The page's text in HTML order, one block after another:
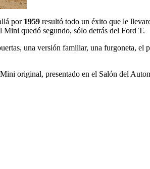
por 1959 resultó todo un éxito que le
quedó segundo, sólo detrás del Ford T.
una versión familiar, una furgoneta,
original, presentado en el Salón del